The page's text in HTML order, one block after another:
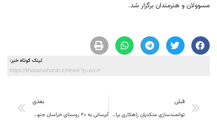
مسوولان و هنرمندان برگزار شد.
لینک کوتاه خبر:
https://khabarvahonar.ir/news/?p=51702
قبلی
توانمندسازی متکدیان راهکاری برای کاهش تکدی گری
بعدی
آبرسانی به ۲۰ روستای خراسان جنوبی تا پایان امسال